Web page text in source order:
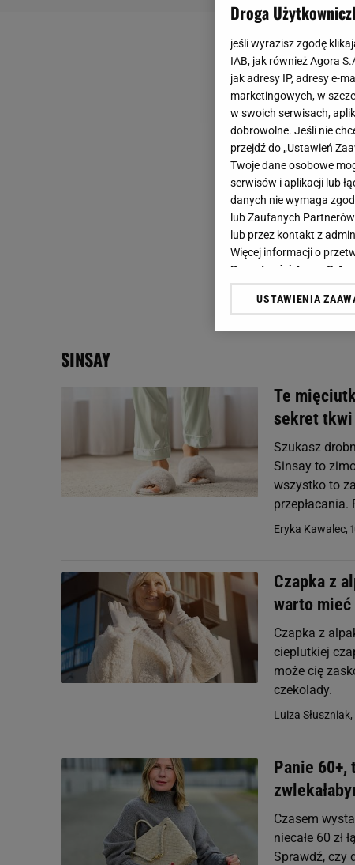
SINSAY
Te
sekret tkwi
Szukasz
Sinsay to
wszystko to
przepłacania.
Eryka Kawalec,
Czapka z
warto
Czapka z
cieplutkiej
może cię
czekolady.
Luiza Słuszniak,
Panie 60+,
Czasem
niecałe 60 zł
Sprawdź, czy
Droga
jeśli wyrazisz zgodę
IAB, jak również Agora
jak adresy IP, adresy e-
marketingowych, w
w swoich serwisach,
dobrowolne. Jeśli nie
przejdź do „Ustawień
Twoje dane osobowe
serwisów i aplikacji lub
danych nie wymaga
lub Zaufanych
lub przez kontakt z
Więcej informacji o
Prywatności Agora S.A.
Klikając „Akceptuję”
dotyczące plików
odnośnik „Ustawienia
My, nasi Zaufani
Użycie dokładnych
Przechowywanie
badnie odbiorców i
USTAWIENIA